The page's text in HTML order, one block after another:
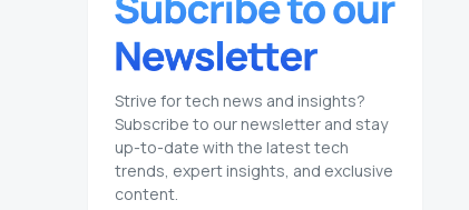
Strive for tech news and insights?
Subscribe to our newsletter and stay
up-to-date with the latest tech
trends, expert insights, and exclusive
content.